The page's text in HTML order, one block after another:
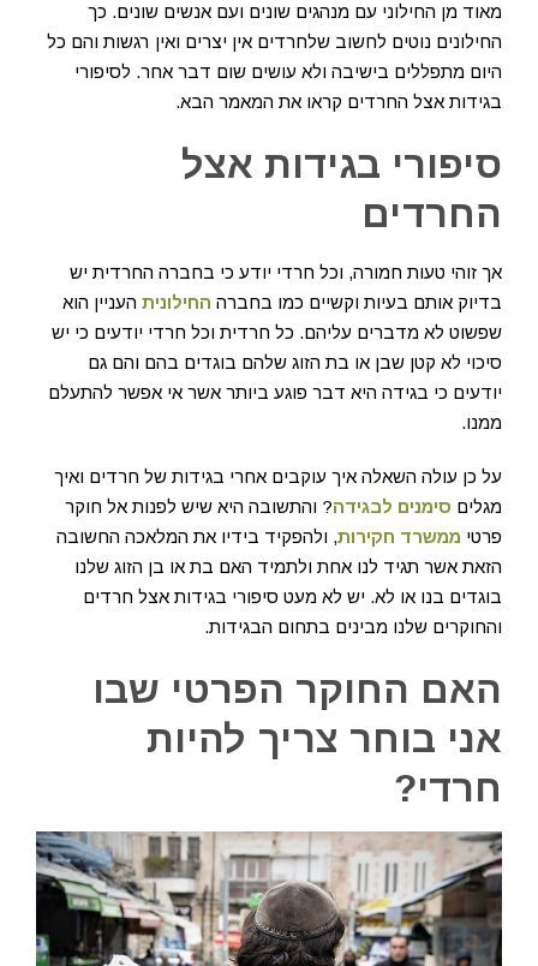
מאוד מן החילוני עם מנהגים שונים ועם אנשים שונים. כך
החילונים נוטים לחשוב שלחרדים אין יצרים ואין רגשות והם כל
היום מתפללים בישיבה ולא עושים שום דבר אחר. לסיפורי
בגידות אצל החרדים קראו את המאמר הבא.
סיפורי בגידות אצל
החרדים
אך זוהי טעות חמורה, וכל חרדי יודע כי בחברה החרדית יש
בדיוק אותם בעיות וקשיים כמו בחברה החילונית העניין הוא
שפשוט לא מדברים עליהם. כל חרדית וכל חרדי יודעים כי יש
סיכוי לא קטן שבן או בת הזוג שלהם בוגדים בהם והם גם
יודעים כי בגידה היא דבר פוגע ביותר אשר אי אפשר להתעלם
ממנו.
על כן עולה השאלה איך עוקבים אחרי בגידות של חרדים ואיך
מגלים סימנים לבגידה? והתשובה היא שיש לפנות אל חוקר
פרטי ממשרד חקירות, ולהפקיד בידיו את המלאכה החשובה
הזאת אשר תגיד לנו אחת ולתמיד האם בת או בן הזוג שלנו
בוגדים בנו או לא. יש לא מעט סיפורי בגידות אצל חרדים
והחוקרים שלנו מבינים בתחום הבגידות.
האם החוקר הפרטי שבו
אני בוחר צריך להיות
חרדי?